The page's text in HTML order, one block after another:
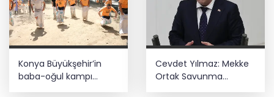
Konya Büyükşehir’in
baba-oğul kampı
Ağustos'ta da sürecek
Cevdet Yılmaz: Mekke
Ortak Savunma
Anlaşması bölgesel